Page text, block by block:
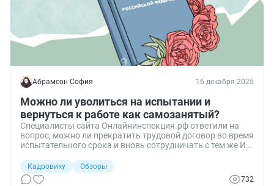
Абрамсон София 16 декабря 2025
Можно ли уволиться на испытании и
вернуться к работе как самозанятый?
Специалисты сайта Онлайнинспекция.рф ответили на
вопрос, можно ли прекратить трудовой договор во время
испытательного срока и вновь сотрудничать с тем же ИП
Кадровику
Обзоры
732